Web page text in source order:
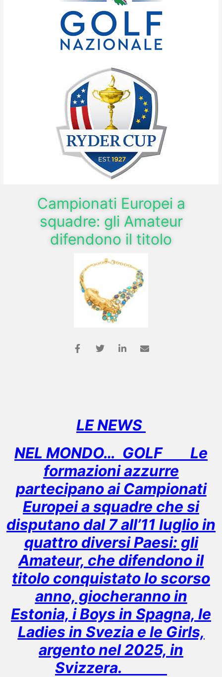
Campionati Europei a
squadre: gli Amateur
difendono il titolo
LE NEWS
NEL MONDO… GOLF Le
formazioni azzurre
partecipano ai Campionati
Europei a squadre che si
disputano dal 7 all’11 luglio in
quattro diversi Paesi: gli
Amateur, che difendono il
titolo conquistato lo scorso
anno, giocheranno in
Estonia, i Boys in Spagna, le
Ladies in Svezia e le Girls,
argento nel 2025, in
Svizzera.